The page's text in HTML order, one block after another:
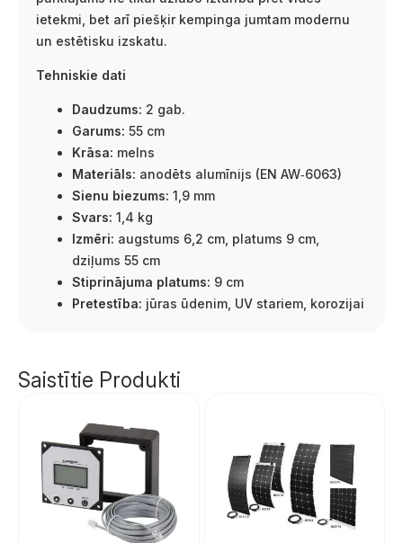
ietekmi, bet arī piešķir kempinga jumtam modernu
un estētisku izskatu.
Tehniskie dati
Daudzums: 2 gab.
Garums: 55 cm
Krāsa: melns
Materiāls: anodēts alumīnijs (EN AW‑6063)
Sienu biezums: 1,9 mm
Svars: 1,4 kg
Izmēri: augstums 6,2 cm, platums 9 cm,
dziļums 55 cm
Stiprinājuma platums: 9 cm
Pretestība: jūras ūdenim, UV stariem, korozijai
Saistītie Produkti